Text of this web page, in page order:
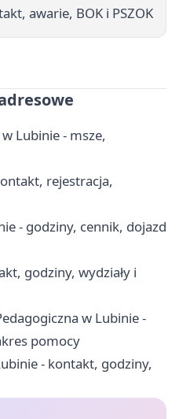
awarie, BOK i PSZOK
Lubinie - msze,
rejestracja,
- godziny, cennik, dojazd
godziny, wydziały i
w Lubinie -
pomocy
- kontakt, godziny,